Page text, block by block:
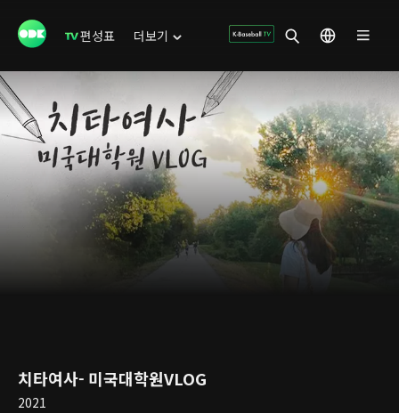
편성표 더보기
치타여사- 미국대학원VLOG
2021